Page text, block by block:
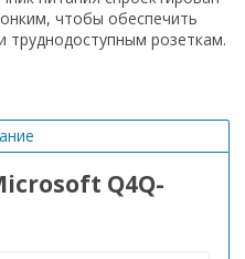
чтобы обеспечить
труднодоступным розеткам.
Q4Q-